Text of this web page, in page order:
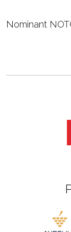
Nominant